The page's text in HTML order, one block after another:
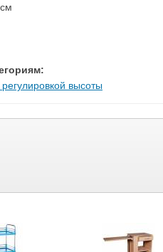
регулировкой высоты